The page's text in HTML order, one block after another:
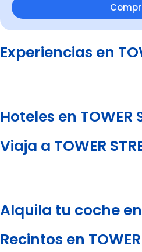
Experiencias en
Hoteles en TOWER
Viaja a TOWER
Alquila tu coche en
Recintos en TOWER